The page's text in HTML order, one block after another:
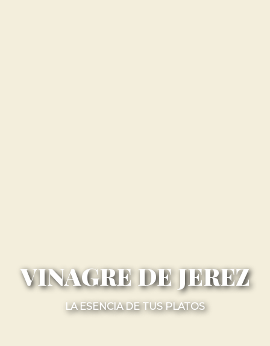
VINAGRE DE JEREZ
LA ESENCIA DE TUS PLATOS